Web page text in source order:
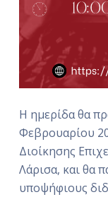
Η ημερίδα θα
Φεβρουαρίου
Διοίκησης
Λάρισα, και θα
υποψήφιους